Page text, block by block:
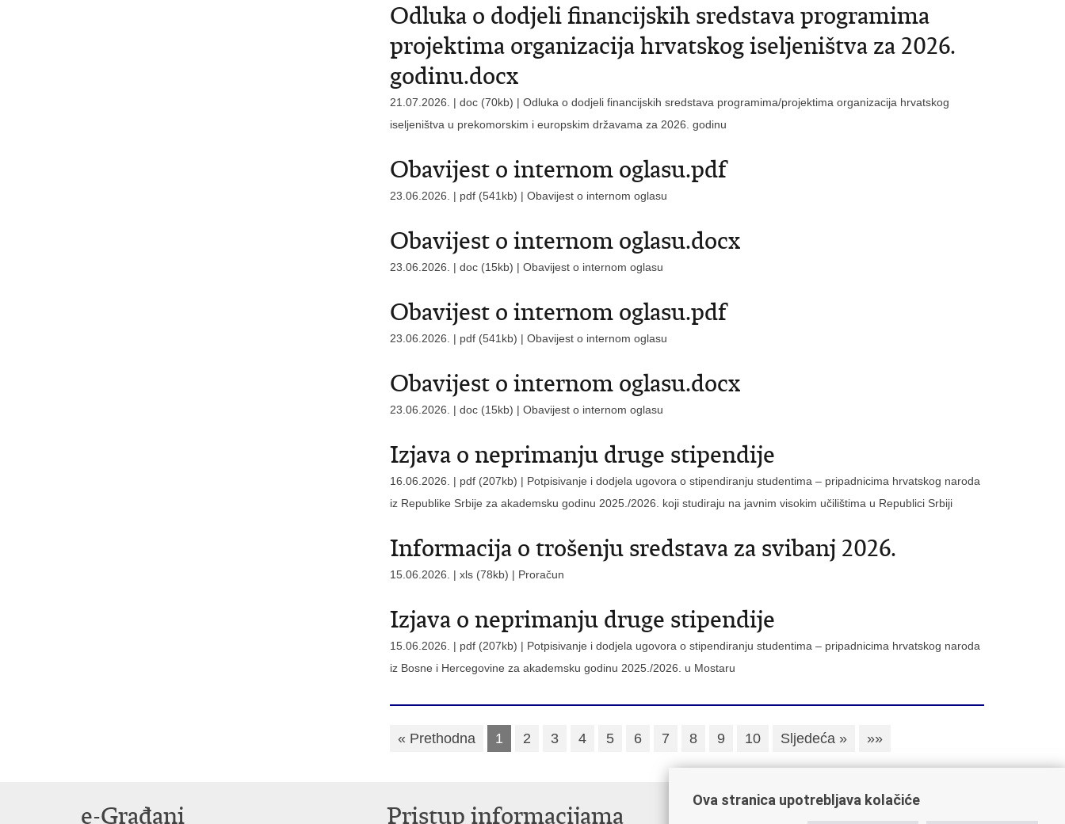
Odluka o dodjeli financijskih sredstava programima
projektima organizacija hrvatskog iseljeništva za 2026.
godinu.docx
21.07.2026. | doc (70kb) | Odluka o dodjeli financijskih sredstava programima/projektima organizacija hrvatskog
iseljeništva u prekomorskim i europskim državama za 2026. godinu
Obavijest o internom oglasu.pdf
23.06.2026. | pdf (541kb) | Obavijest o internom oglasu
Obavijest o internom oglasu.docx
23.06.2026. | doc (15kb) | Obavijest o internom oglasu
Obavijest o internom oglasu.pdf
23.06.2026. | pdf (541kb) | Obavijest o internom oglasu
Obavijest o internom oglasu.docx
23.06.2026. | doc (15kb) | Obavijest o internom oglasu
Izjava o neprimanju druge stipendije
16.06.2026. | pdf (207kb) | Potpisivanje i dodjela ugovora o stipendiranju studentima – pripadnicima hrvatskog naroda
iz Republike Srbije za akademsku godinu 2025./2026. koji studiraju na javnim visokim učilištima u Republici Srbiji
Informacija o trošenju sredstava za svibanj 2026.
15.06.2026. | xls (78kb) | Proračun
Izjava o neprimanju druge stipendije
15.06.2026. | pdf (207kb) | Potpisivanje i dodjela ugovora o stipendiranju studentima – pripadnicima hrvatskog naroda
iz Bosne i Hercegovine za akademsku godinu 2025./2026. u Mostaru
« Prethodna 1 2 3 4 5 6 7 8 9 10 Sljedeća » »»
e-Građani Pristup informacijama Važne poveznice
Ova stranica upotrebljava kolačiće